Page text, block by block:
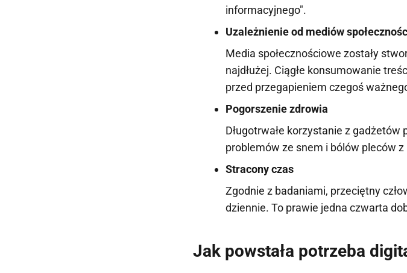
informacyjnego".
Uzależnienie od mediów
Media społecznościowe zostały
najdłużej. Ciągłe konsumowanie
przed przegapieniem czegoś
Pogorszenie zdrowia
Długotrwałe korzystanie z
problemów ze snem i bólów pleców
Stracony czas
Zgodnie z badaniami, przeciętny
dziennie. To prawie jedna czwarta
Jak powstała potrzeba